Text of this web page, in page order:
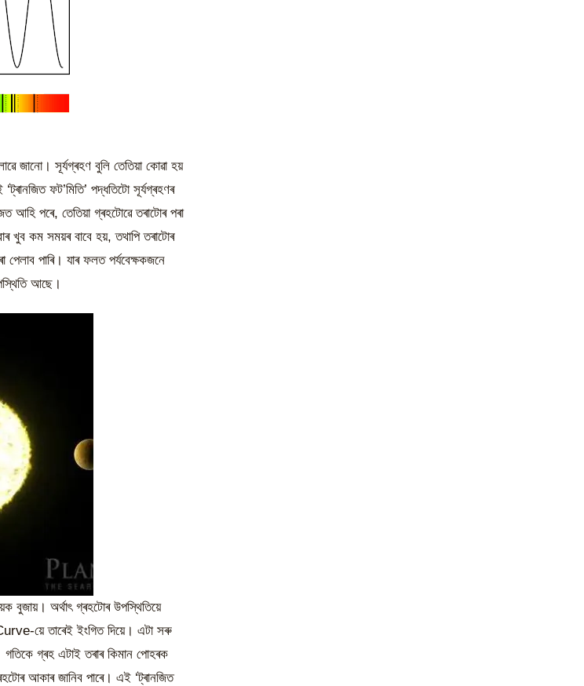
জানো। সূৰ্যগ্ৰহণ বুলি তেতিয়া কোৱা হয়
ফট’মিতি’ পদ্ধতিটো সূৰ্যগ্ৰহণৰ
আহি পৰে, তেতিয়া গ্ৰহটোৱে তৰাটোৰ পৰা
খুব কম সময়ৰ বাবে হয়, তথাপি তৰাটোৰ
পাৰি। যাৰ ফলত পৰ্যবেক্ষকজনে
আছে।
অৰ্থাৎ গ্ৰহটোৰ উপস্থিতিয়ে
য়ে তাৰেই ইংগিত দিয়ে। এটা সৰু
গ্ৰহ এটাই তৰাৰ কিমান পোহৰক
আকাৰ জানিব পাৰে। এই ‘ট্ৰানজিত